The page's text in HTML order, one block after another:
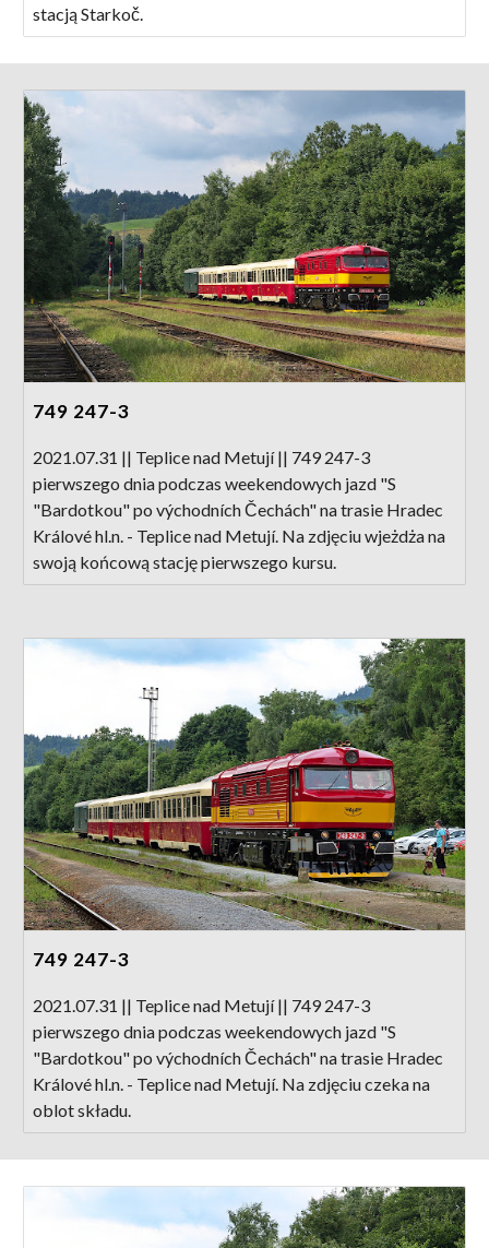
stacją Starkoč.
749 247-3
2021.07.31 || Teplice nad Metují || 749 247-3
pierwszego dnia podczas weekendowych jazd "S
"Bardotkou" po východních Čechách" na trasie Hradec
Králové hl.n. - Teplice nad Metují. Na zdjęciu wjeżdża na
swoją końcową stację pierwszego kursu.
749 247-3
2021.07.31 || Teplice nad Metují || 749 247-3
pierwszego dnia podczas weekendowych jazd "S
"Bardotkou" po východních Čechách" na trasie Hradec
Králové hl.n. - Teplice nad Metují. Na zdjęciu czeka na
oblot składu.